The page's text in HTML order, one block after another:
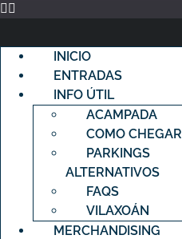
INICIO
ENTRADAS
INFO ÚTIL
ACAMPADA
COMO CHEGAR
PARKINGS
ALTERNATIVOS
FAQS
VILAXOÁN
MERCHANDISING